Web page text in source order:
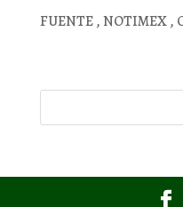
FUENTE , NOTIMEX ,